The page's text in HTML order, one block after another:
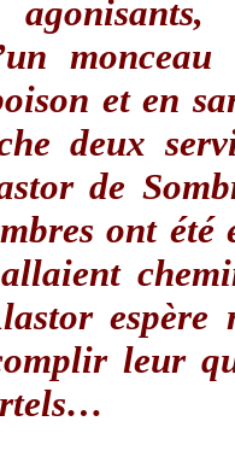
monceau
et en
deux
de
ont
leur